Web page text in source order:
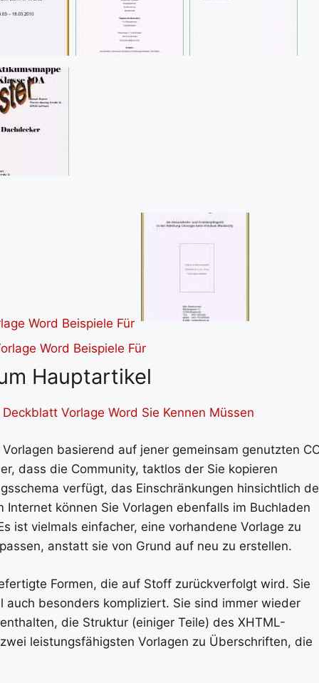
Hauptartikel
Vorlage Word Sie Kennen Müssen
basierend auf jener gemeinsam genutzten
dass die Community, taktlos der Sie kopieren
verfügt, das Einschränkungen hinsichtlich
können Sie Vorlagen ebenfalls im Buchladen
ist vielmals einfacher, eine vorhandene Vorlage zu
anstatt sie von Grund auf neu zu erstellen.
Formen, die auf Stoff zurückverfolgt wird. Sie
besonders kompliziert. Sie sind immer wieder
die Struktur (einiger Teile) des XHTML-
leistungsfähigsten Vorlagen zu Überschriften, die